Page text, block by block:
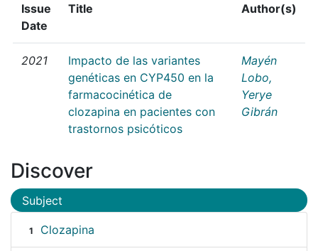
Issue
Date
Title Author(s)
2021
Impacto de las variantes
genéticas en CYP450 en la
farmacocinética de
clozapina en pacientes con
trastornos psicóticos
Mayén
Lobo,
Yerye
Gibrán
Discover
Subject
1 Clozapina